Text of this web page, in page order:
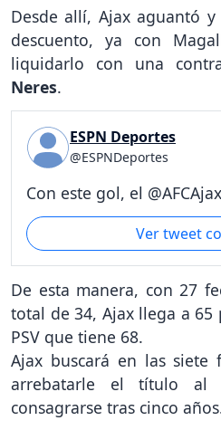
Desde allí, Ajax aguantó
descuento, ya con
liquidarlo con una
Neres.
ESPN Deportes
@ESPNDeportes
Con este gol, el
Ver tweet
De esta manera, con 27
total de 34, Ajax llega a 65
PSV que tiene 68.
Ajax buscará en las siete
arrebatarle el título al
consagrarse tras cinco